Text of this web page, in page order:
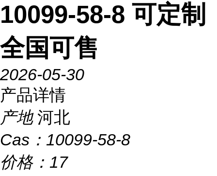
10099-58-8 可定制
全国可售
2026-05-30
产品详情
产地 河北
Cas： 10099-58-8
价格： 17